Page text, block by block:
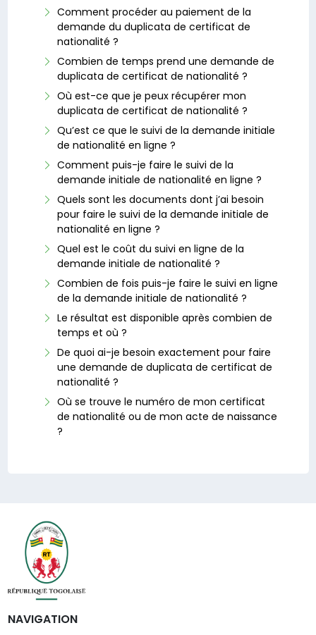
Comment procéder au paiement de la
demande du duplicata de certificat de
nationalité ?
Combien de temps prend une demande de
duplicata de certificat de nationalité ?
Où est-ce que je peux récupérer mon
duplicata de certificat de nationalité ?
Qu’est ce que le suivi de la demande initiale
de nationalité en ligne ?
Comment puis-je faire le suivi de la
demande initiale de nationalité en ligne ?
Quels sont les documents dont j’ai besoin
pour faire le suivi de la demande initiale de
nationalité en ligne ?
Quel est le coût du suivi en ligne de la
demande initiale de nationalité ?
Combien de fois puis-je faire le suivi en ligne
de la demande initiale de nationalité ?
Le résultat est disponible après combien de
temps et où ?
De quoi ai-je besoin exactement pour faire
une demande de duplicata de certificat de
nationalité ?
Où se trouve le numéro de mon certificat
de nationalité ou de mon acte de naissance
?
NAVIGATION